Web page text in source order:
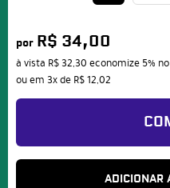
por R$ 34,00
à vista R$ 32,30 economize 5%
ou em 3xde R$ 12,02
ADICIONAR